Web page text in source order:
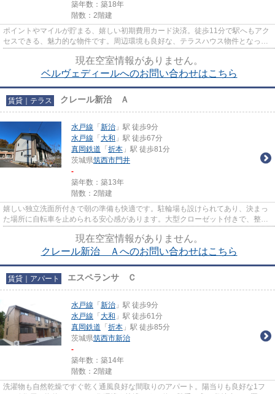
築年数：築18年
階数：2階建
ポイントやマイルが貯まる、嬉しい初期費用カード決済。徒歩11分で駅へもアク
セスできる、魅力的な物件です。周辺環境も良好な、テラスハウス物件となって
現在空室情報がありません。
ベルヴェディールへのお問い合わせはこちら
賃貸｜テラス クレール新治 Ａ
水戸線 「 新治 」駅 徒歩9分
水戸線 「 大和 」駅 徒歩67分
真岡鉄道 「 折本 」駅 徒歩81分
茨城県筑西市門井
-
築年数：築13年
階数：2階建
嬉しい独立洗面所付きで朝の準備も快適です。駐輪場も設けられてあり、決まっ
た場所に自転車を止められる安心感があります。大型クローゼット付きで、整理
現在空室情報がありません。
クレール新治 Ａへのお問い合わせはこちら
賃貸｜アパート エスペランサ Ｃ
水戸線 「 新治 」駅 徒歩9分
水戸線 「 大和 」駅 徒歩61分
真岡鉄道 「 折本 」駅 徒歩85分
茨城県筑西市新治
-
築年数：築14年
階数：2階建
洗濯物も自然乾燥ですぐ乾く通風良好な間取りのアパート。陽当りも良好な1フ